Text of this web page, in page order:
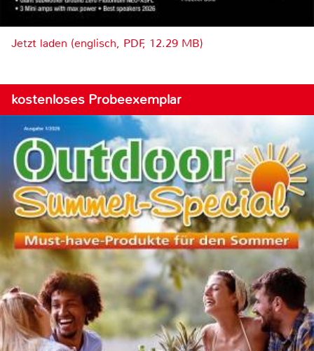
Jetzt laden (englisch, PDF, 12.29 MB)
kostenloses Probeexemplar